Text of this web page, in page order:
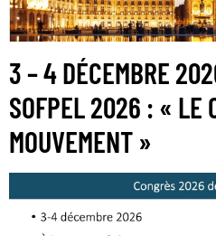
3 – 4 DÉCEMBRE
SOFPEL 2026 : « LE
MOUVEMENT »